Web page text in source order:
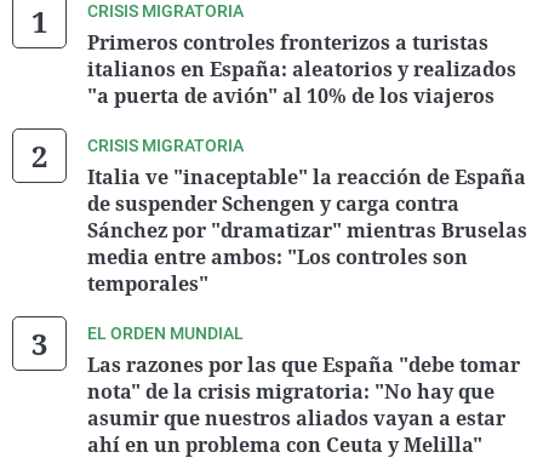
CRISIS MIGRATORIA
Primeros controles fronterizos a turistas
italianos en España: aleatorios y realizados
"a puerta de avión" al 10% de los viajeros
CRISIS MIGRATORIA
Italia ve "inaceptable" la reacción de España
de suspender Schengen y carga contra
Sánchez por "dramatizar" mientras Bruselas
media entre ambos: "Los controles son
temporales"
EL ORDEN MUNDIAL
Las razones por las que España "debe tomar
nota" de la crisis migratoria: "No hay que
asumir que nuestros aliados vayan a estar
ahí en un problema con Ceuta y Melilla"